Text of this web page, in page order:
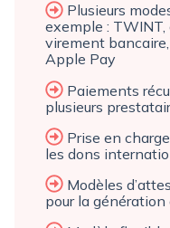
Plusieurs
exemple : TWINT,
virement
Apple Pay
Paiements
plusieurs
Prise en
les dons
Modèles
pour la